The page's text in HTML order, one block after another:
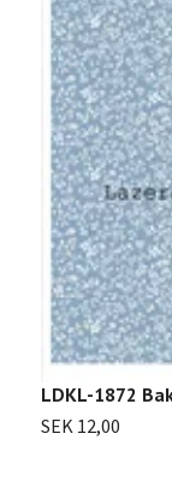
LDKL-1872
SEK 12,00